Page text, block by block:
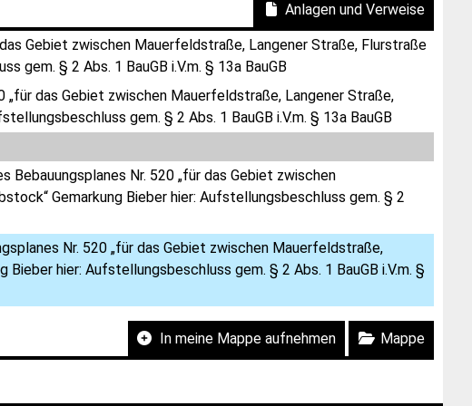
Anlagen und Verweise
Gebiet zwischen Mauerfeldstraße, Langener Straße, Flurstraße
gem. § 2 Abs. 1 BauGB i.V.m. § 13a BauGB
„für das Gebiet zwischen Mauerfeldstraße, Langener Straße,
gem. § 2 Abs. 1 BauGB i.V.m. § 13a BauGB
Bebauungsplanes Nr. 520 „für das Gebiet zwischen
Gemarkung Bieber hier: Aufstellungsbeschluss gem. § 2
Nr. 520 „für das Gebiet zwischen Mauerfeldstraße,
hier: Aufstellungsbeschluss gem. § 2 Abs. 1 BauGB i.V.m. §
In meine Mappe aufnehmen
Mappe